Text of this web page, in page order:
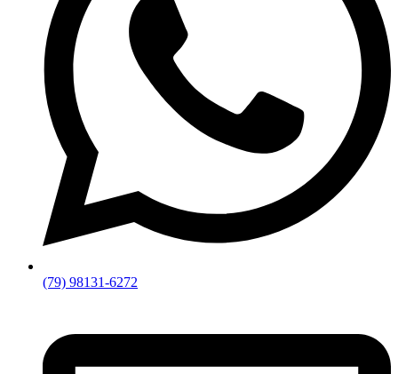
(79) 98131-6272